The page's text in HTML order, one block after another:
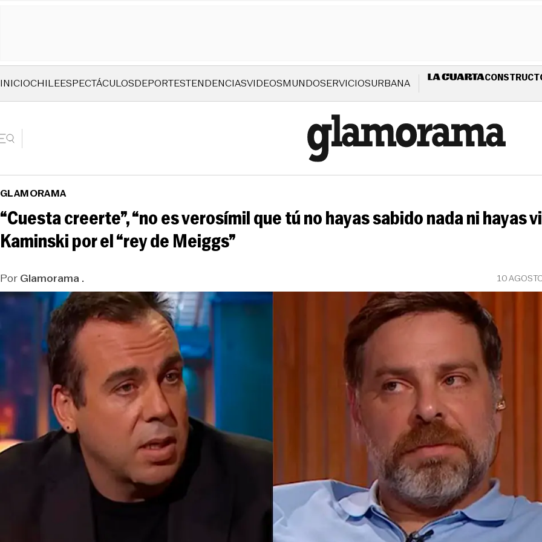
INICIOCHILEESPECTÁCULOSDEPORTESTENDENCIASVIDEOSMUNDOSERVICIOSURBANA
GLAMORAMA
“Cuesta creerte”, “no es verosímil que tú no hayas sabido nada ni hayas
Kaminski por el “rey de Meiggs”
PorGlamorama . 10